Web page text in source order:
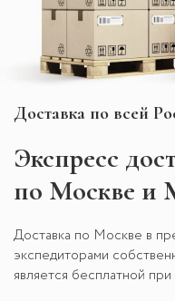
Доставка по всей
Экспресс
по Москве и
Доставка по Москве в
экспедиторами
является бесплатной